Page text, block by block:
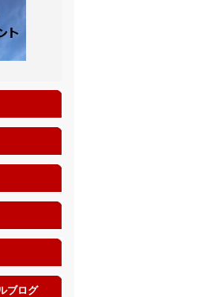
ブログ